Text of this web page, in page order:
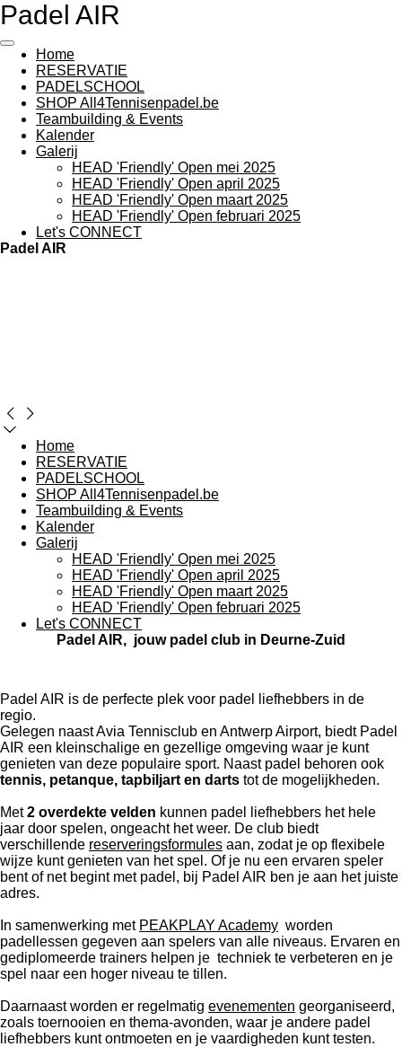
Ga
naar
hoofdinhoud
Padel AIR
Home
RESERVATIE
PADELSCHOOL
SHOP All4Tennisenpadel.be
Teambuilding & Events
Kalender
Galerij
HEAD 'Friendly' Open mei 2025
HEAD 'Friendly' Open april 2025
HEAD 'Friendly' Open maart 2025
HEAD 'Friendly' Open februari 2025
Let's CONNECT
Padel AIR
Home
RESERVATIE
PADELSCHOOL
SHOP All4Tennisenpadel.be
Teambuilding & Events
Kalender
Galerij
HEAD 'Friendly' Open mei 2025
HEAD 'Friendly' Open april 2025
HEAD 'Friendly' Open maart 2025
HEAD 'Friendly' Open februari 2025
Let's CONNECT
Padel AIR, jouw padel club in Deurne-Zuid
Padel AIR is de perfecte plek voor padel liefhebbers in de
regio.
Gelegen naast Avia Tennisclub en Antwerp Airport, biedt Padel
AIR een kleinschalige en gezellige omgeving waar je kunt
genieten van deze populaire sport. Naast padel behoren ook
tennis, petanque, tapbiljart en darts tot de mogelijkheden.
Met2 overdekte velden kunnen padel liefhebbers het hele
jaar door spelen, ongeacht het weer. De club biedt
verschillende reserveringsformules aan, zodat je op flexibele
wijze kunt genieten van het spel. Of je nu een ervaren speler
bent of net begint met padel, bij Padel AIR ben je aan het juiste
adres.
In samenwerking met PEAKPLAY Academy worden
padellessen gegeven aan spelers van alle niveaus. Ervaren en
gediplomeerde trainers helpen je techniek te verbeteren en je
spel naar een hoger niveau te tillen.
Daarnaast worden er regelmatig evenementen georganiseerd,
zoals toernooien en thema-avonden, waar je andere padel
liefhebbers kunt ontmoeten en je vaardigheden kunt testen.